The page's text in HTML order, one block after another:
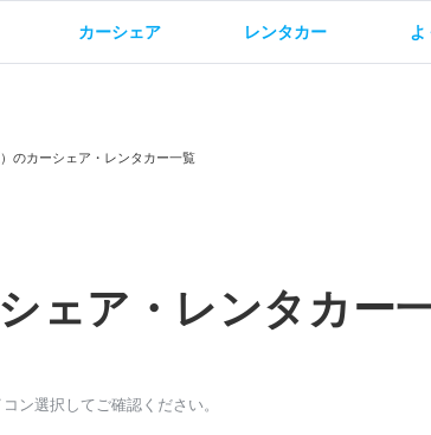
カーシェア レンタカー よ
のカーシェア・レンタカー一覧
ェア・レンタカー
ン選択してご確認ください。